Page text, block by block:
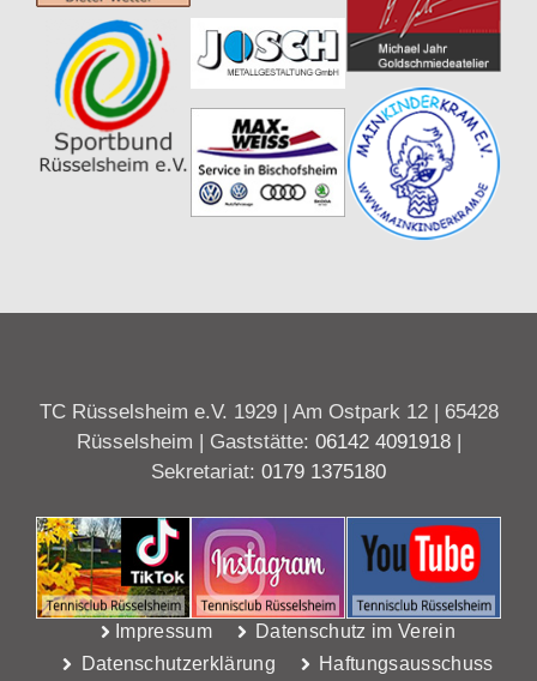
TC Rüsselsheim e.V. 1929 | Am Ostpark 12 | 65428
Rüsselsheim | Gaststätte: 06142 4091918|
Sekretariat: 0179 1375180
Impressum
Datenschutz im Verein
Datenschutzerklärung
Haftungsausschuss